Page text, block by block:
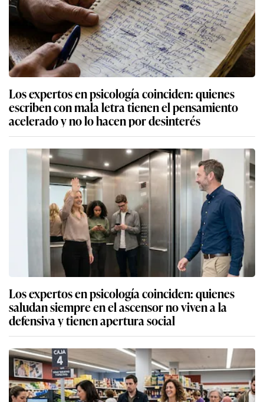
Los expertos en psicología coinciden: quienes
escriben con mala letra tienen el pensamiento
acelerado y no lo hacen por desinterés
Los expertos en psicología coinciden: quienes
saludan siempre en el ascensor no viven a la
defensiva y tienen apertura social